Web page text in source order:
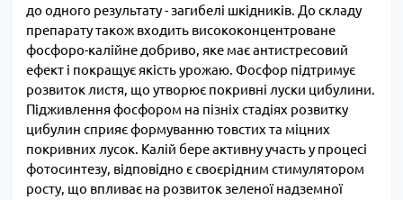
до одного результату - загибелі шкідників. До складу
препарату також входить висококонцентроване
фосфоро-калійне добриво, яке має антистресовий
ефект і покращує якість урожаю. Фосфор підтримує
розвиток листя, що утворює покривні луски цибулини.
Підживлення фосфором на пізніх стадіях розвитку
цибулин сприяє формуванню товстих та міцних
покривних лусок. Калій бере активну участь у процесі
фотосинтезу, відповідно є своєрідним стимулятором
росту, що впливає на розвиток зеленої надземної